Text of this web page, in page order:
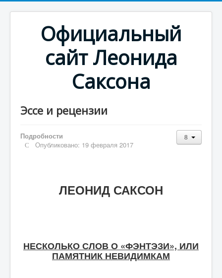
Официальный
сайт Леонида
Саксона
Эссе и рецензии
Подробности
Опубликовано: 19 февраля 2017
ЛЕОНИД САКСОН
НЕСКОЛЬКО СЛОВ О «ФЭНТЭЗИ», ИЛИ
ПАМЯТНИК НЕВИДИМКАМ